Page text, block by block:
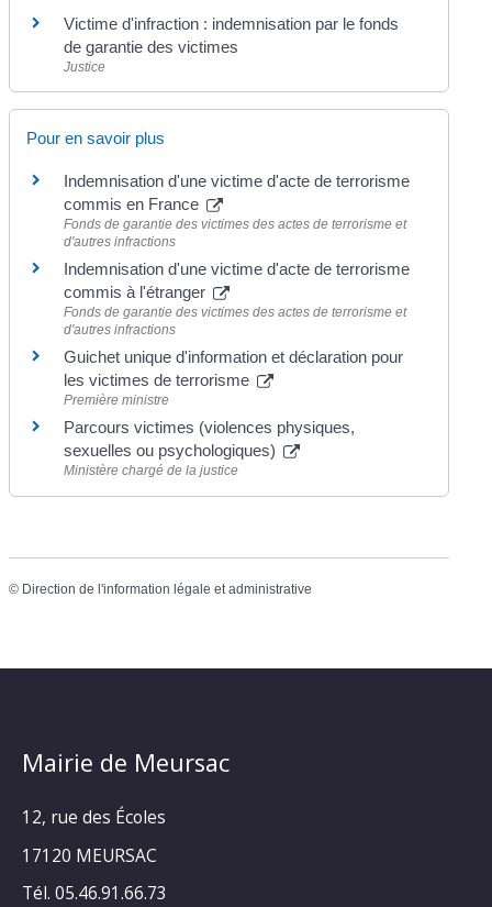
Victime d'infraction : indemnisation par le fonds
de garantie des victimes
Justice
Pour en savoir plus
Indemnisation d'une victime d'acte de terrorisme
commis en France
Fonds de garantie des victimes des actes de terrorisme et
d'autres infractions
Indemnisation d'une victime d'acte de terrorisme
commis à l'étranger
Fonds de garantie des victimes des actes de terrorisme et
d'autres infractions
Guichet unique d'information et déclaration pour
les victimes de terrorisme
Première ministre
Parcours victimes (violences physiques,
sexuelles ou psychologiques)
Ministère chargé de la justice
© Direction de l'information légale et administrative
Mairie de Meursac
12, rue des Écoles
17120 MEURSAC
Tél. 05.46.91.66.73